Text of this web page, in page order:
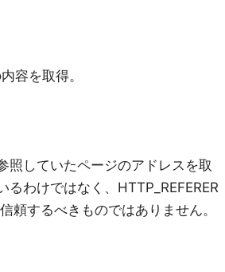
容を取得。
照していたページのアドレスを取
わけではなく、HTTP_REFERER
頼するべきものではありません。